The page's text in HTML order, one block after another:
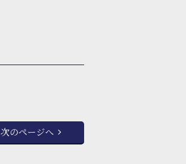
次のページへ